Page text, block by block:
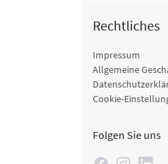
Rechtliches
Impressum
Allgemeine
Cookie-
Folgen Sie uns